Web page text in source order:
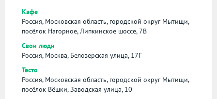
Кафе
Россия, Московская область, городской округ Мытищи,
посёлок Нагорное, Липкинское шоссе, 7В
Свои люди
Россия, Москва, Белозерская улица, 17Г
Тесто
Россия, Московская область, городской округ Мытищи,
посёлок Вёшки, Заводская улица, 10